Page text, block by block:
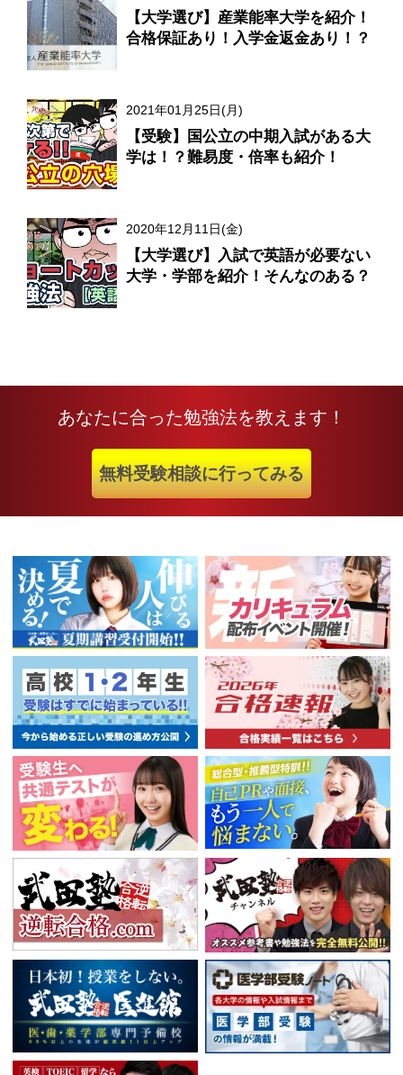
【大学選び】産業能率大学を紹介！
合格保証あり！入学金返金あり！？
2021年01月25日(月)
【受験】国公立の中期入試がある大
学は！？難易度・倍率も紹介！
2020年12月11日(金)
【大学選び】入試で英語が必要ない
大学・学部を紹介！そんなのある？
あなたに合った勉強法を教えます！
無料受験相談に行ってみる